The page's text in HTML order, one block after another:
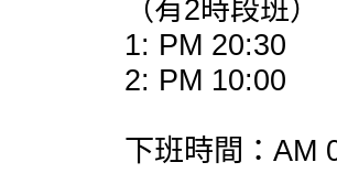
（有2時段班）
1: PM 20:30
2: PM 10:00
下班時間：AM